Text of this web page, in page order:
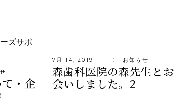
・企
7月 14, 2019 お知らせ
森歯科医院の森先生とお
会いしました。2